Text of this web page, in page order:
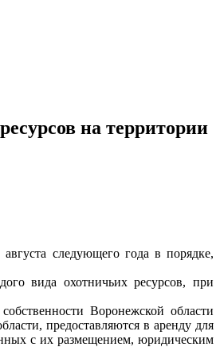
на территории
следующего года в порядке,
вида охотничьих ресурсов, при
Воронежской области
предоставляются в аренду для
с их размещением, юридическим